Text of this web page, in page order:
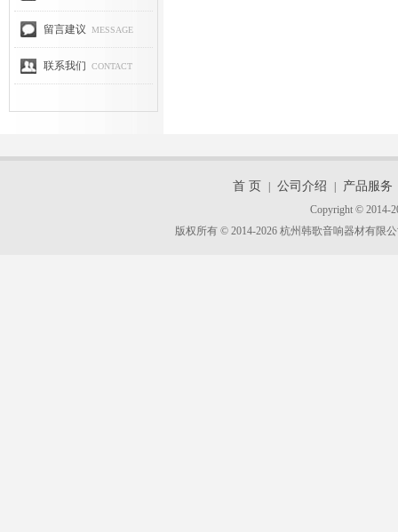
留言建议 MESSAGE
联系我们 CONTACT
首 页 公司介绍 产品服务
Copyright © 2014-
版权所有 © 2014-2026 杭州韩歌音响器材有限